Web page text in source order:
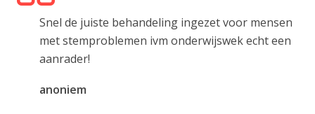
Snel de juiste behandeling ingezet voor mensen
met stemproblemen ivm onderwijswek echt een
aanrader!
anoniem